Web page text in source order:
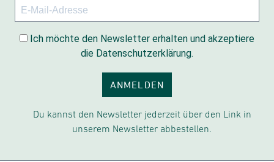
Ich möchte den Newsletter erhalten und akzeptiere
die Datenschutzerklärung.
ANMELDEN
Du kannst den Newsletter jederzeit über den Link in
unserem Newsletter abbestellen.